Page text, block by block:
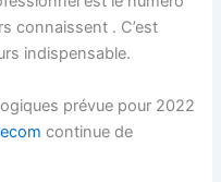
connaissent . C’est
indispensable.
prévue pour 2022
continue de